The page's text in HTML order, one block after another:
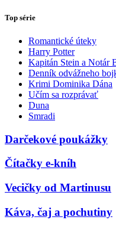
Top série
Romantické úteky
Harry Potter
Kapitán Stein a Notár
Denník odvážneho
Krimi Dominika Dána
Učím sa rozprávať
Duna
Smradi
Darčekové poukážky
Čítačky e-kníh
Vecičky od Martinusu
Káva, čaj a pochutiny